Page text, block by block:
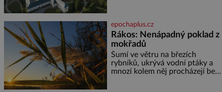
jediného dne můžete
nahlédnout do útrob jedné z
nejvýznamnějších vodních
elektráren v Evropě, vydat se na
horské hřebeny, projet se na
koloběžce a den zakončit
poznáváním památek ve
epochaplus.cz
Rákos: Nenápadný poklad z
mokřadů
Šumí ve větru na březích
rybníků, ukrývá vodní ptáky a
mnozí kolem něj procházejí bez